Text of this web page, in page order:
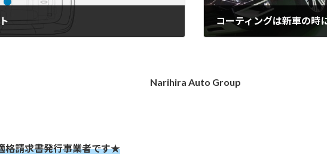
コーティングは新車の時
Narihira Auto Group
格請求書発行事業者です★